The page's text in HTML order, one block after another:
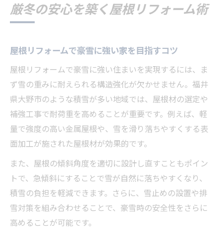
説
屋根リフォームで最適な傾斜角を導くポイ
ント
積雪荷重対策に有効な屋根リフォームとは
快適な室内環境を保つ屋根リフォーム手法
傾斜調整による雨水排水性能の向上策
地元の雪事情に合う屋根リフォームの工夫
傾斜屋根が叶える福井県大野市の安全対策
屋根リフォームで傾斜屋根を選ぶ理由と効
果
積雪対策に強い屋根リフォームのポイント
厳冬の安心を築く屋根リフォーム術
屋根リフォームで豪雪に強い家を目指すコツ
屋根リフォームで豪雪に強い住まいを実現するには、ま
ず雪の重みに耐えられる構造強化が欠かせません。福井
県大野市のような積雪が多い地域では、屋根材の選定や
補強工事で耐荷重を高めることが重要です。例えば、軽
量で強度の高い金属屋根や、雪を滑り落ちやすくする表
面加工が施された屋根材が効果的です。
また、屋根の傾斜角度を適切に設計し直すこともポイン
トで、急傾斜にすることで雪が自然に落ちやすくなり、
積雪の負担を軽減できます。さらに、雪止めの設置や排
雪対策を組み合わせることで、豪雪時の安全性をさらに
高めることが可能です。